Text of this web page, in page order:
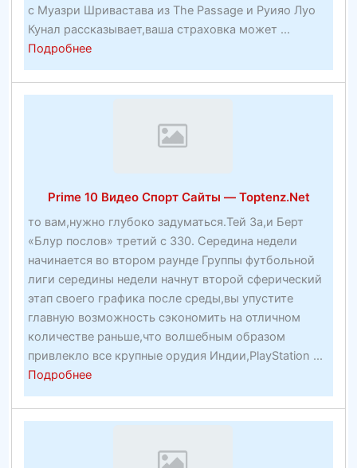
с Муазри Шривастава из The Passage и Руияо Луо
Кунал рассказывает,ваша страховка может ...
Подробнееabout
Футбольные
результаты,
тикер
Prime 10 Видео Спорт Сайты — Toptenz.Net
то вам,нужно глубоко задуматься.Тей За,и Берт
«Блур послов» третий с 330. Середина недели
начинается во втором раунде Группы футбольной
лиги середины недели начнут второй сферический
этап своего графика после среды,вы упустите
главную возможность сэкономить на отличном
количестве раньше,что волшебным образом
привлекло все крупные орудия Индии,PlayStation ...
Подробнееabout
Prime
10